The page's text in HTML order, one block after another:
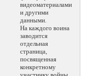
видеоматериалами
и другими
данными.
На каждого воина
заводится
отдельная
страница,
посвященная
конкретному